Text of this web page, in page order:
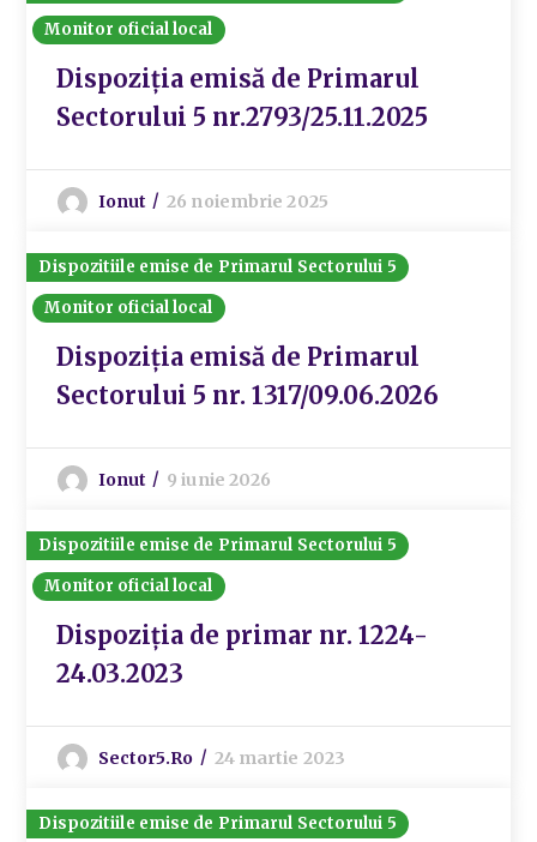
Monitor oficial local
Dispoziția emisă de Primarul
Sectorului 5 nr.2793/25.11.2025
Ionut 26 noiembrie 2025
Dispozitiile emise de Primarul Sectorului 5
Monitor oficial local
Dispoziția emisă de Primarul
Sectorului 5 nr. 1317/09.06.2026
Ionut 9 iunie 2026
Dispozitiile emise de Primarul Sectorului 5
Monitor oficial local
Dispoziția de primar nr. 1224-
24.03.2023
Sector5.ro 24 martie 2023
Dispozitiile emise de Primarul Sectorului 5